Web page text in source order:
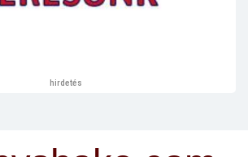
hirdetés